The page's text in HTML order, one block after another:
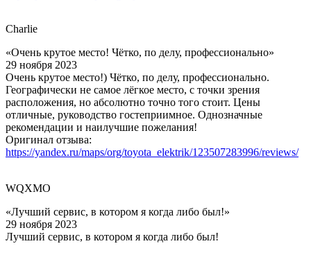
Charlie
«Очень крутое место! Чётко, по делу, профессионально»
29 ноября 2023
Очень крутое место!) Чётко, по делу, профессионально.
Географически не самое лёгкое место, с точки зрения
расположения, но абсолютно точно того стоит. Цены
отличные, руководство гостеприимное. Однозначные
рекомендации и наилучшие пожелания!
Оригинал отзыва:
https://yandex.ru/maps/org/toyota_elektrik/123507283996/reviews/
WQXMO
«Лучший сервис, в котором я когда либо был!»
29 ноября 2023
Лучший сервис, в котором я когда либо был!